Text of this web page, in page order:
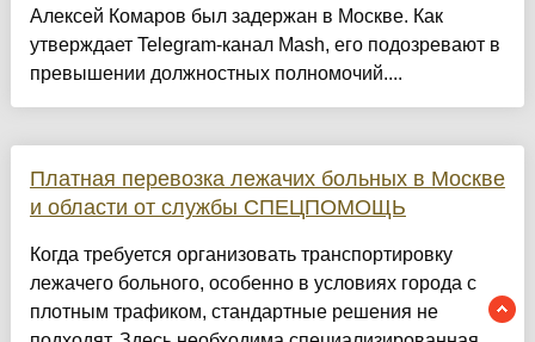
Алексей Комаров был задержан в Москве. Как
утверждает Telegram-канал Mash, его подозревают в
превышении должностных полномочий....
Платная перевозка лежачих больных в Москве
и области от службы СПЕЦПОМОЩЬ
Когда требуется организовать транспортировку
лежачего больного, особенно в условиях города с
плотным трафиком, стандартные решения не